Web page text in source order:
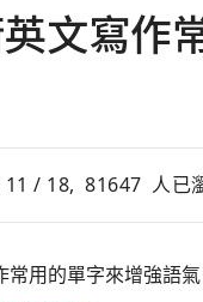
文寫作
/ 18, 81647 人已